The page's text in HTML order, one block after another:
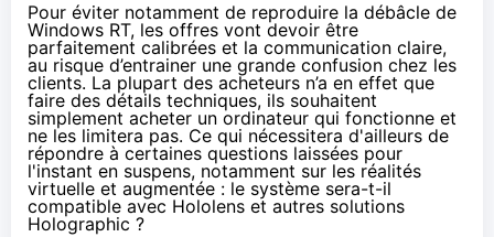
Pour éviter notamment de reproduire la débâcle de
Windows RT, les offres vont devoir être
parfaitement calibrées et la communication claire,
au risque d’entrainer une grande confusion chez les
clients. La plupart des acheteurs n’a en effet que
faire des détails techniques, ils souhaitent
simplement acheter un ordinateur qui fonctionne et
ne les limitera pas. Ce qui nécessitera d'ailleurs de
répondre à certaines questions laissées pour
l'instant en suspens, notamment sur les réalités
virtuelle et augmentée : le système sera-t-il
compatible avec Hololens et autres solutions
Holographic ?